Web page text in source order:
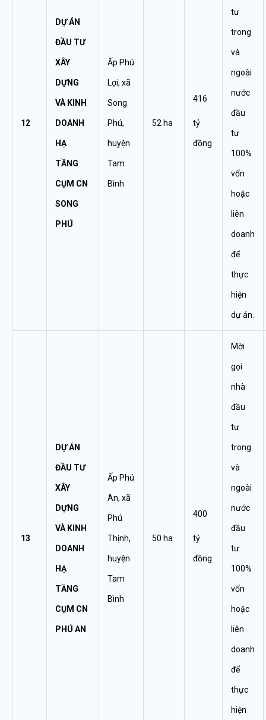
12
DỰ ÁN
ĐẦU TƯ
XÂY
DỰNG
VÀ KINH
DOANH
HẠ
TẦNG
CỤM CN
SONG
PHÚ
Ấp Phú
Lợi, xã
Song
Phú,
huyện
Tam
Bình
52 ha
416
tỷ
đồng
tư
trong
và
ngoài
nước
đầu
tư
100%
vốn
hoặc
liên
doanh
để
thực
hiện
dự án.
13
DỰ ÁN
ĐẦU TƯ
XÂY
DỰNG
VÀ KINH
DOANH
HẠ
TẦNG
CỤM CN
PHÚ AN
Ấp Phú
An, xã
Phú
Thịnh,
huyện
Tam
Bình
50 ha
400
tỷ
đồng
Mời
gọi
nhà
đầu
tư
trong
và
ngoài
nước
đầu
tư
100%
vốn
hoặc
liên
doanh
để
thực
hiện